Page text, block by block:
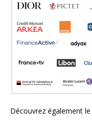
Découvrez également le